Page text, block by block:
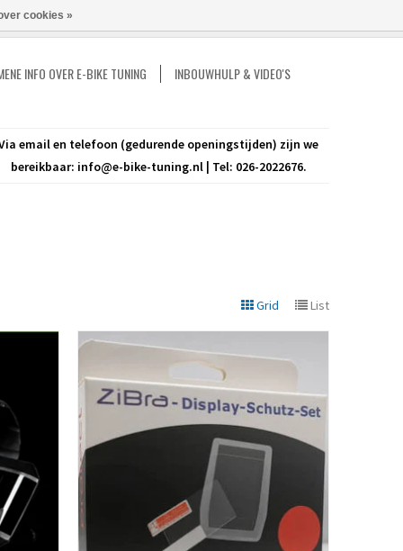
Vergelijk
INFO OVER E-BIKE TUNING INBOUWHULP & VIDEO'S
email en telefoon (gedurende openingstijden) zijn we
bereikbaar: info@e-bike-tuning.nl| Tel: 026-2022676.
Grid List
Bekijken
cookies »